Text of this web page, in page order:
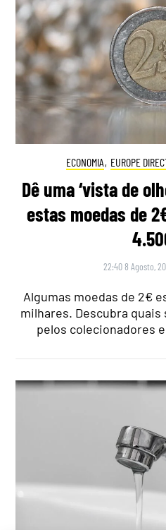
ECONOMIA, EUROPE
Dê uma ‘vista de
estas moedas de
22:40 8 Agosto,
Algumas moedas de 2€
milhares. Descubra quais
pelos colecionadores